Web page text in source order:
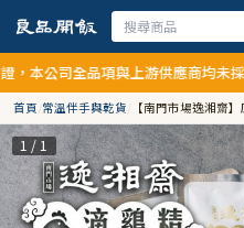
公司全品項與上游供應商均未採用
首頁/常溫伴手與乾貨/ 【南門市場逸湘齋
1 / 1